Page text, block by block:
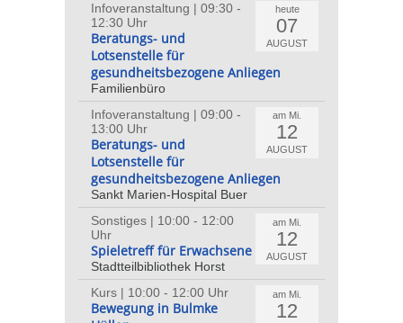
heute
07
AUGUST
Infoveranstaltung | 09:30 -
12:30 Uhr
Beratungs- und
Lotsenstelle für
gesundheitsbezogene Anliegen
Familienbüro
am Mi.
12
AUGUST
Infoveranstaltung | 09:00 -
13:00 Uhr
Beratungs- und
Lotsenstelle für
gesundheitsbezogene Anliegen
Sankt Marien-Hospital Buer
am Mi.
12
AUGUST
Sonstiges | 10:00 - 12:00
Uhr
Spieletreff für Erwachsene
Stadtteilbibliothek Horst
am Mi.
12
Kurs | 10:00 - 12:00 Uhr
Bewegung in Bulmke